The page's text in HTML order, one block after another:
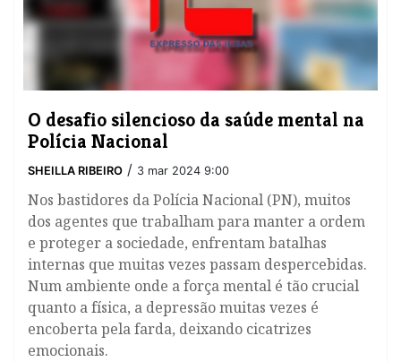
O desafio silencioso da saúde mental na
Polícia Nacional
SHEILLA RIBEIRO / 3 mar 2024 9:00
Nos bastidores da Polícia Nacional (PN), muitos
dos agentes que trabalham para manter a ordem
e proteger a sociedade, enfrentam batalhas
internas que muitas vezes passam despercebidas.
Num ambiente onde a força mental é tão crucial
quanto a física, a depressão muitas vezes é
encoberta pela farda, deixando cicatrizes
emocionais.